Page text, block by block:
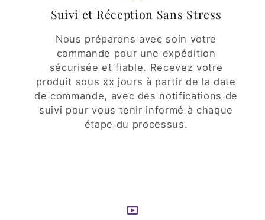
Suivi et Réception Sans Stress
Nous préparons avec soin votre
commande pour une expédition
sécurisée et fiable. Recevez votre
produit sous xx jours à partir de la date
de commande, avec des notifications de
suivi pour vous tenir informé à chaque
étape du processus.